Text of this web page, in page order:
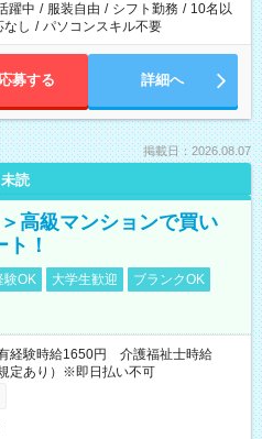
躍中 / 服装自由 / シフト勤務 / 10名以
なし / パソコンスキル不要
応募する 詳細へ
掲載日：2026.08.07
未読
高級マンションで買い
！
験OK 大学生歓迎
ブランクOK
経験時給1650円 介護福祉士時給
定あり）※即日払い不可